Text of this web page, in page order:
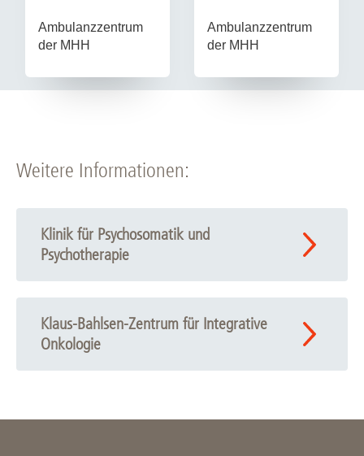
Ambulanzzentrum
der MHH
Ambulanzzentrum
der MHH
Weitere Informationen:
Klinik für Psychosomatik und
Psychotherapie
Klaus-Bahlsen-Zentrum für Integrative
Onkologie